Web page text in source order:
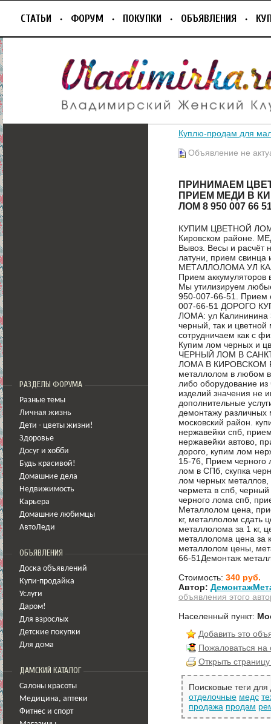
СТАТЬИ ФОРУМ ПОКУПКИ ОБЪЯВЛЕНИЯ
РАЗДЕЛЫ ФОРУМА
Разные темы
Личная жизнь
Дети - цветы жизни!
Здоровье
Досуг и хобби
Будь красивой!
Домашние дела
Недвижимость
Карьера
Домашние любимцы
АвтоЛеди
ОБЪЯВЛЕНИЯ
Доска объявлений
Купи-продайка
Услуги
Даром!
Для взрослых
Детские покупки
Для дома
ДАМСКИЙ КАТАЛОГ
Салоны красоты
Медицина, аптеки
Фитнес и спорт
Куплю-продам для
Объявление не
ПРИНИМАЕМ
ПРИЕМ МЕДИ В
ЛОМ 8 950 007 66
КУПИМ ЦВЕТНОЙ ЛОМ
Кировском районе.
Вывоз. Весы и расчёт
латуни, прием
МЕТАЛЛОЛОМА УЛ
Прием
Мы утилизируем
950-007-66-51. Прием
007-66-51 ДОРОГО
ЛОМА: ул Калининина
черный, так и
сотрудничаем как с
Купим лом черных и
ЧЕРНЫЙ ЛОМ В
ЛОМА В КИРОВСКОМ
металлолом в любом
либо оборудование
изделий значения не
дополнительные
демонтажу различных
московский район.
нержавейки спб,
нержавейки автово,
дорого, купим лом
15-76, Прием черного
лом в СПб, скупка
лом черных
чермета в спб,
черного лома спб,
Металлолом цена,
кг, металлолом сдать
металлолома за 1 кг,
металлолома цена за
металлолом цены,
66-51Демонтаж
Стоимость: 340 руб.
Автор:
объявления этого
Населенный пункт:
Добавить это
Пожаловаться
Открыть
Поисковые теги
отделочные медс
продажа продам